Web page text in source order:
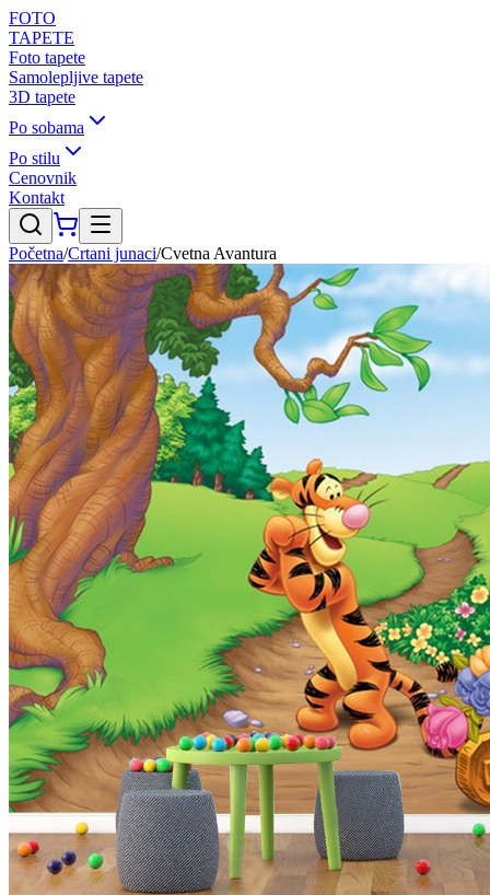
FOTO
TAPETE
Foto tapete
Samolepljive tapete
3D tapete
Po sobama
Po stilu
Cenovnik
Kontakt
Početna/Crtani junaci/Cvetna Avantura